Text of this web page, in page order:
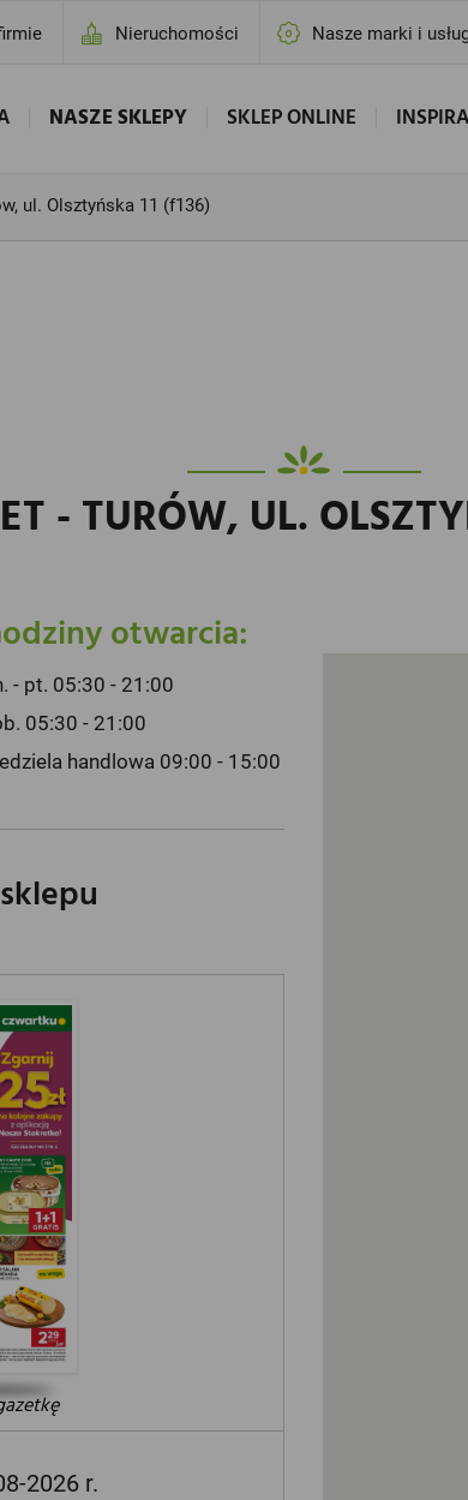
Nieruchomości Nasze marki i
NASZE SKLEPY SKLEP ONLINE
ul. Olsztyńska 11 (f136)
- TURÓW, UL.
otwarcia:
- pt. 05:30 - 21:00
05:30 - 21:00
handlowa 09:00 - 15:00
2026 r.